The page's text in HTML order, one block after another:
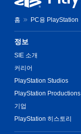
홈 PC용 PlayStation
정보
SIE 소개
커리어
PlayStation Studios
PlayStation Productions
기업
PlayStation 히스토리